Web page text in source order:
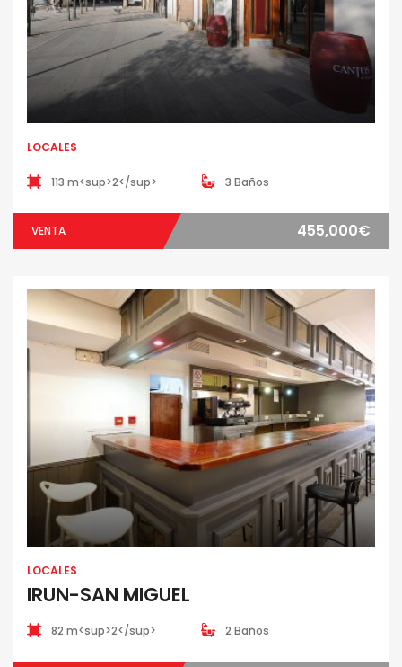
LOCALES
113 m<sup>2</sup> 3 Baños
VENTA 455,000€
LOCALES
IRUN-SAN MIGUEL
82 m<sup>2</sup> 2 Baños